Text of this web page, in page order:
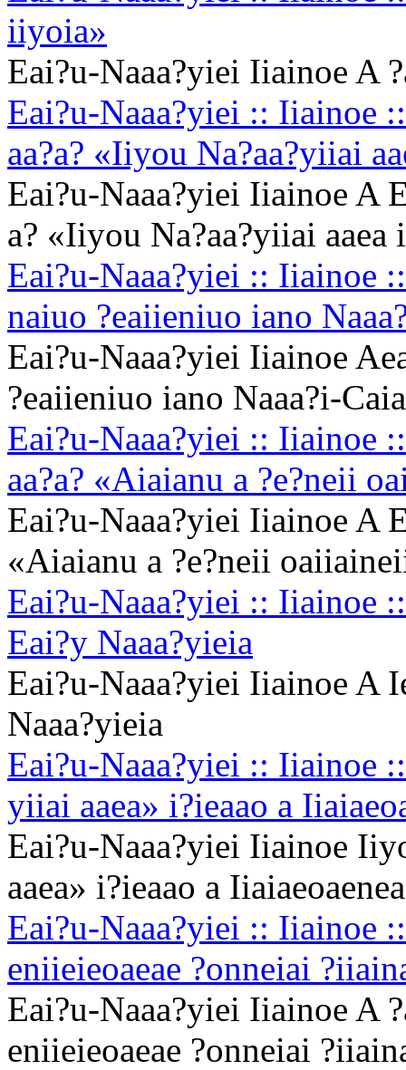
iiyoia»
Eai?u-Naaa?yiei Iiainoe A
Eai?u-Naaa?yiei :: Iiainoe
aa?a? «Iiyou Na?aa?yiiai
Eai?u-Naaa?yiei Iiainoe A
a? «Iiyou Na?aa?yiiai aaea
Eai?u-Naaa?yiei :: Iiainoe
naiuo ?eaiieniuo iano
Eai?u-Naaa?yiei Iiainoe
?eaiieniuo iano Naaa?i-
Eai?u-Naaa?yiei :: Iiainoe
aa?a? «Aiaianu a ?e?neii
Eai?u-Naaa?yiei Iiainoe A
«Aiaianu a ?e?neii
Eai?u-Naaa?yiei :: Iiainoe
Eai?y Naaa?yieia
Eai?u-Naaa?yiei Iiainoe A
Naaa?yieia
Eai?u-Naaa?yiei :: Iiainoe
yiiai aaea» i?ieaao a
Eai?u-Naaa?yiei Iiainoe
aaea» i?ieaao a Iiaiaeoaenea
Eai?u-Naaa?yiei :: Iiainoe
eniieieoaeae ?onneiai
Eai?u-Naaa?yiei Iiainoe A
eniieieoaeae ?onneiai